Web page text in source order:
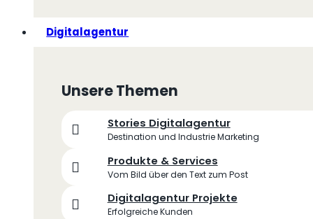
Digitalagentur
Unsere Themen
Stories Digitalagentur
Destination und Industrie Marketing
Produkte & Services
Vom Bild über den Text zum Post
Digitalagentur Projekte
Erfolgreiche Kunden